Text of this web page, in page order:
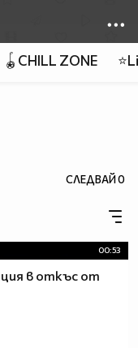
🪀CHILL ZONE
СЛЕДВАЙ0
00:53
в откъс от